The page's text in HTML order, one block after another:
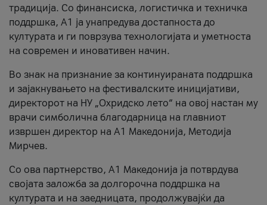
традиција. Со финансиска, логистичка и техничка
поддршка, A1 ја унапредува достапноста до
културата и ги поврзува технологијата и уметноста
на современ и иновативен начин.
Во знак на признание за континуираната поддршка
и зајакнувањето на фестивалските иницијативи,
директорот на НУ „Охридско лето“ на овој настан му
врачи симболична благодарница на главниот
извршен директор на A1 Македонија, Методија
Мирчев.
Со ова партнерство, A1 Македонија ја потврдува
својата заложба за долгорочна поддршка на
културата и на заедницата, продолжувајќи да